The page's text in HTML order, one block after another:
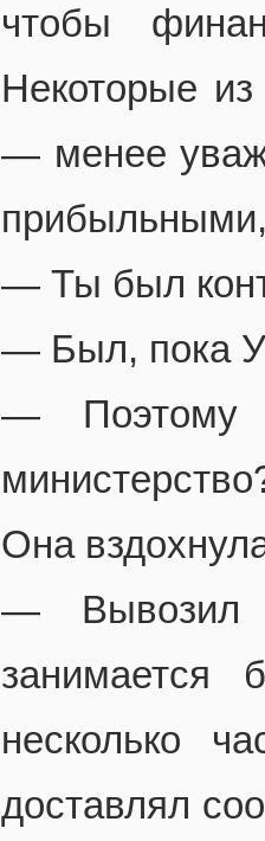
чтобы
Некоторые
— менее
прибыльными,
— Ты был
— Был, пока
— Поэтому
Она
— Вывозил
занимается
несколько
доставлял